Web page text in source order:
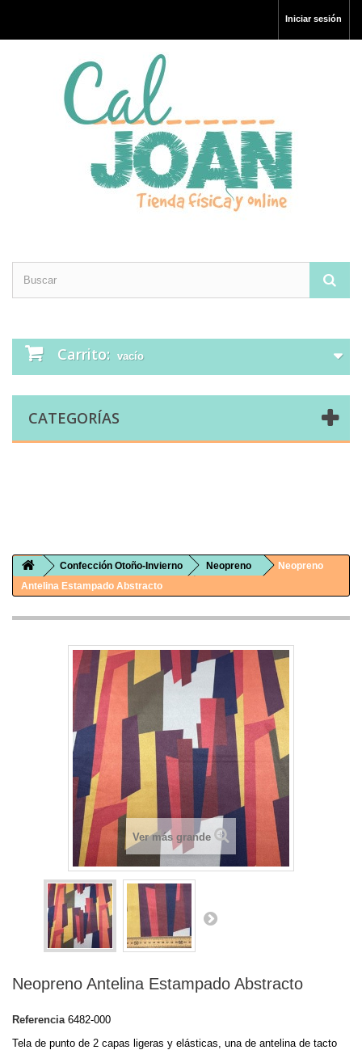
Iniciar sesión
Carrito: vacío
CATEGORÍAS
Confección Otoño-Invierno Neopreno
Neopreno
Antelina Estampado Abstracto
Ver más grande
Neopreno Antelina Estampado Abstracto
Referencia 6482-000
Tela de punto de 2 capas ligeras y elásticas, una de antelina de tacto